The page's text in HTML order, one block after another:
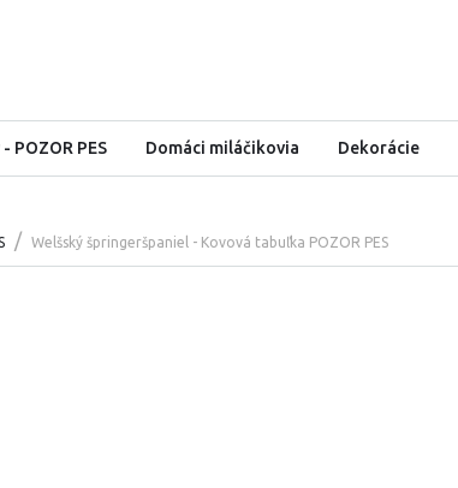
POZOR PES Domáci miláčikovia Dekorácie
/ Welšský špringeršpaniel - Kovová tabuľka POZOR PES